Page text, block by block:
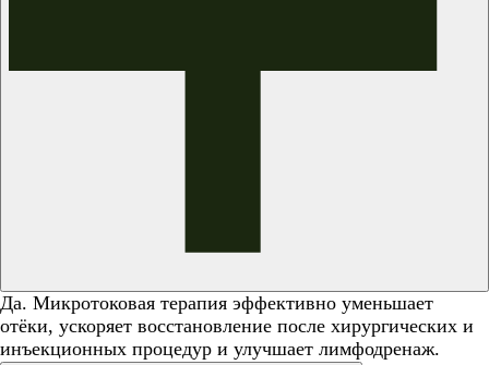
Да. Микротоковая терапия эффективно уменьшает
отёки, ускоряет восстановление после хирургических и
инъекционных процедур и улучшает лимфодренаж.